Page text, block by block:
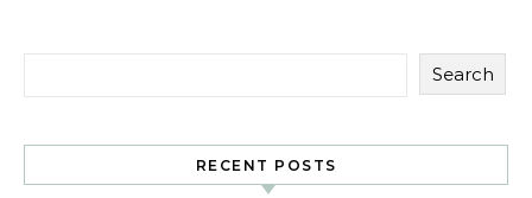
Search
RECENT POSTS